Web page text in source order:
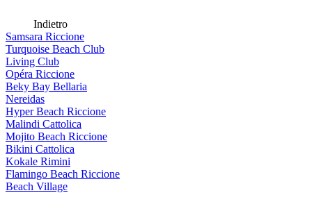
Indietro
Samsara Riccione
Turquoise Beach Club
Living Club
Opéra Riccione
Beky Bay Bellaria
Nereidas
Hyper Beach Riccione
Malindi Cattolica
Mojito Beach Riccione
Bikini Cattolica
Kokale Rimini
Flamingo Beach Riccione
Beach Village